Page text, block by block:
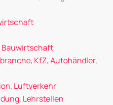
Bauwirtschaft
KfZ, Autohändler,
Luftverkehr
Lehrstellen